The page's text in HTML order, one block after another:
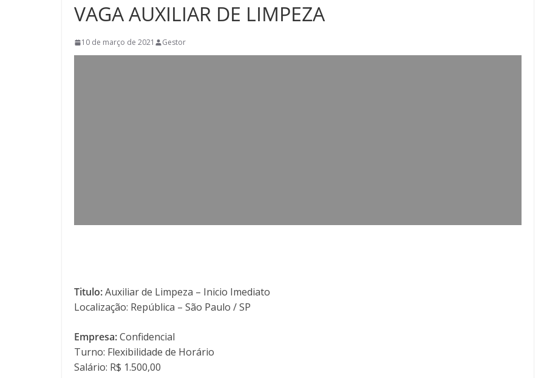
VAGA AUXILIAR DE LIMPEZA
10 de março de 2021 Gestor
Titulo:Auxiliar de Limpeza – Inicio Imediato
Localização: República – São Paulo / SP
Empresa:Confidencial
Turno: Flexibilidade de Horário
Salário: R$ 1.500,00